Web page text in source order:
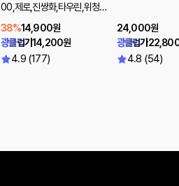
00,제로,진쌍화,타우린,위청수,
위생천스파클링제로 20입
38%14,900원
광클럽가14,200원
4.9 (177)
24,000원
광클럽가
4.8 (54)